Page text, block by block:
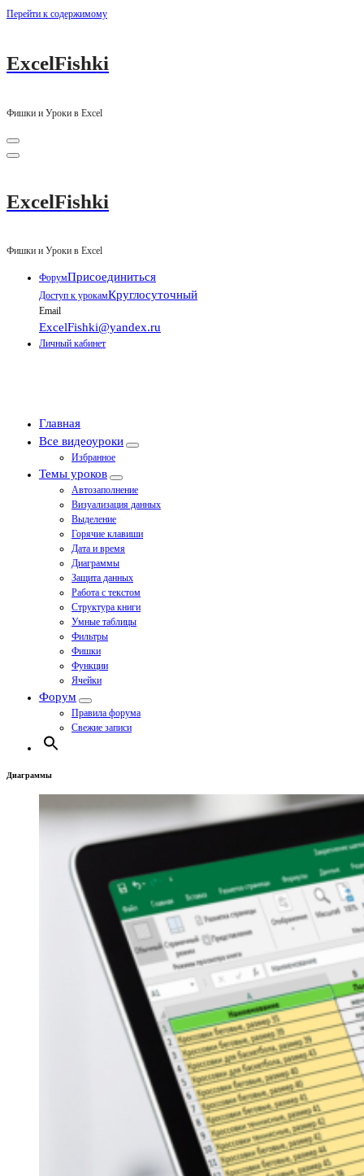
Перейти к содержимому
ExcelFishki
Фишки и Уроки в Excel
ExcelFishki
Фишки и Уроки в Excel
ФорумПрисоединиться
Доступ к урокамКруглосуточный
Email
ExcelFishki@yandex.ru
Личный кабинет
Главная
Все видеоуроки
Избранное
Темы уроков
Автозаполнение
Визуализация данных
Выделение
Горячие клавиши
Дата и время
Диаграммы
Защита данных
Работа с текстом
Структура книги
Умные таблицы
Фильтры
Фишки
Функции
Ячейки
Форум
Правила форума
Свежие записи
Диаграммы